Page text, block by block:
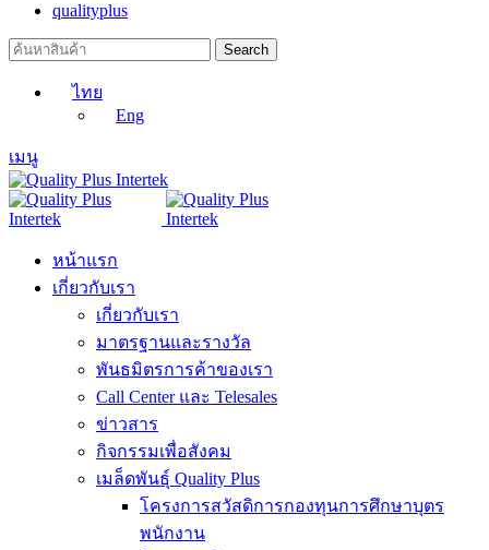
qualityplus
Search
ไทย
Eng
เมนู
หน้าแรก
เกี่ยวกับเรา
เกี่ยวกับเรา
มาตรฐานและรางวัล
พันธมิตรการค้าของเรา
Call Center และ Telesales
ข่าวสาร
กิจกรรมเพื่อสังคม
เมล็ดพันธุ์ Quality Plus
โครงการสวัสดิการกองทุนการศึกษาบุตร
พนักงาน